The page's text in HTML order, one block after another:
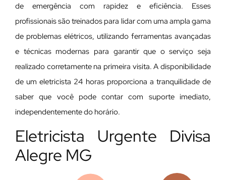
de emergência com rapidez e eficiência. Esses
profissionais são treinados para lidar com uma ampla gama
de problemas elétricos, utilizando ferramentas avançadas
e técnicas modernas para garantir que o serviço seja
realizado corretamente na primeira visita. A disponibilidade
de um eletricista 24 horas proporciona a tranquilidade de
saber que você pode contar com suporte imediato,
independentemente do horário.
Eletricista Urgente Divisa
Alegre MG